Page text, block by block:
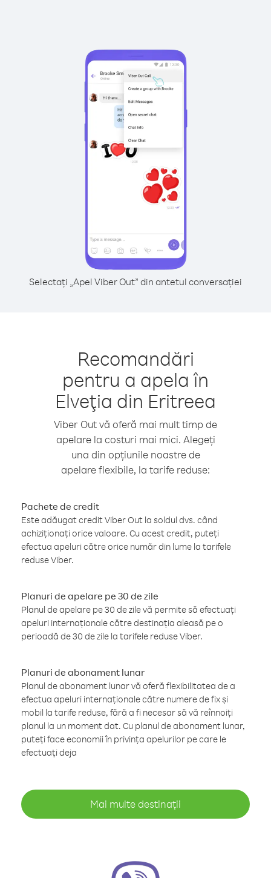
Selectați „Apel Viber Out” din antetul conversației
Recomandări
pentru a apela în
Elveţia din Eritreea
Viber Out vă oferă mai mult timp de
apelare la costuri mai mici. Alegeți
una din opțiunile noastre de
apelare flexibile, la tarife reduse:
Pachete de credit
Este adăugat credit Viber Out la soldul dvs. când
achiziționați orice valoare. Cu acest credit, puteți
efectua apeluri către orice număr din lume la tarifele
reduse Viber.
Planuri de apelare pe 30 de zile
Planul de apelare pe 30 de zile vă permite să efectuați
apeluri internaționale către destinația aleasă pe o
perioadă de 30 de zile la tarifele reduse Viber.
Planuri de abonament lunar
Planul de abonament lunar vă oferă flexibilitatea de a
efectua apeluri internaționale către numere de fix și
mobil la tarife reduse, fără a fi necesar să vă reînnoiți
planul la un moment dat. Cu planul de abonament lunar,
puteți face economii în privința apelurilor pe care le
efectuați deja
Mai multe destinații